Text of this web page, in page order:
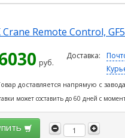
Crane Remote Control,
руб.
Доставка:
доставляется напрямую с
может составить до 60 дней с